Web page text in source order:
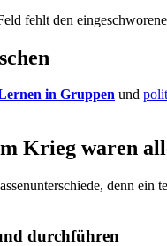
fehlt den
in Gruppen und
Krieg waren
denn
durchführen